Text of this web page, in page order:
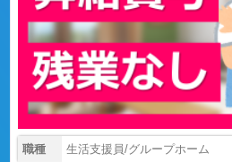
職種 生活支援員/グループホーム